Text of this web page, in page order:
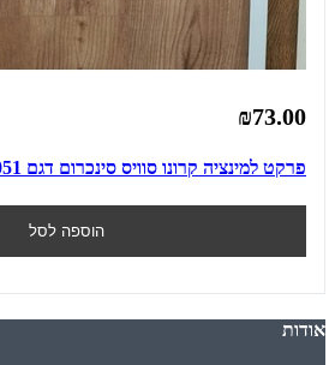
₪73.00
פרקט למינציה קרונו סוויס סינכרום דגם 80051
הוספה לסל
אודות